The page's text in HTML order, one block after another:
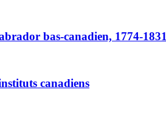
bas-canadien, 1774-1831
canadiens